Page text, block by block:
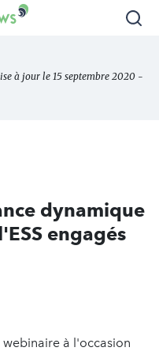
à jour le 15 septembre 2020 -
dynamique
engagés
webinaire à l'occasion